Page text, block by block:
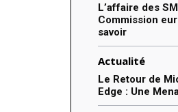
L’affaire des
Commission
savoir
Actualité
Le Retour de
Edge : Une